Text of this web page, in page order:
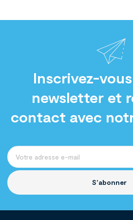
Inscrivez-
newsletter et
contact avec
S’abonner